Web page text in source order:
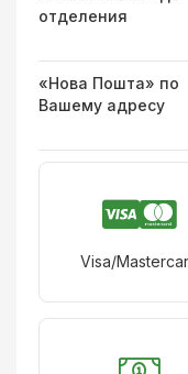
отделения
«Нова Пошта» по
Вашему адресу
Visa/